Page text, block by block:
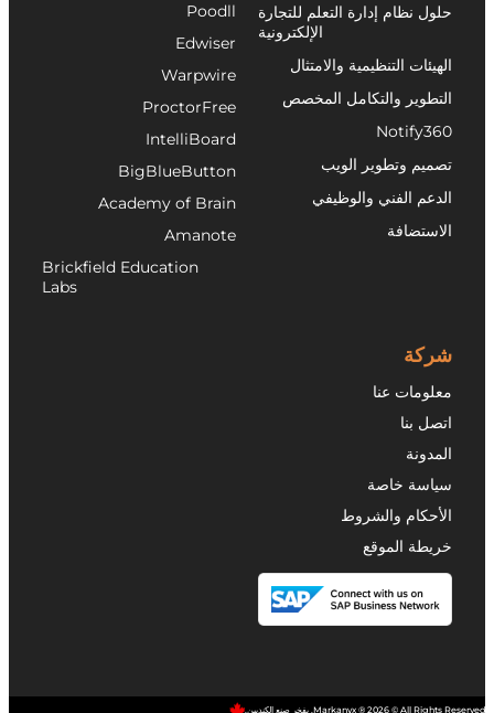
حلول نظام إدارة التعلم للتجارة
الإلكترونية
الهيئات التنظيمية والامتثال
التطوير والتكامل المخصص
Notify360
تصميم وتطوير الويب
الدعم الفني والوظيفي
الاستضافة
Poodll
Edwiser
Warpwire
ProctorFree
IntelliBoard
BigBlueButton
Academy of Brain
Amanote
Brickfield Education
Labs
شركة
معلومات عنا
اتصل بنا
المدونة
سياسة خاصة
الأحكام والشروط
خريطة الموقع
Markanyx ® 2026 © All Rights Reserved. بفخر صنع الكنديين.